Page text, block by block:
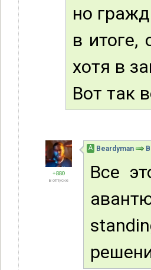
но
в итоге,
хотя в
Вот так
+880
В отпуске
А Beardyman
Все